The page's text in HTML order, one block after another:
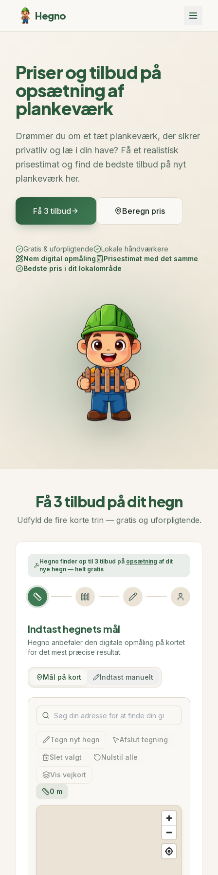
Hegno
Priser og tilbud på
opsætning af
plankeværk
Drømmer du om et tæt plankeværk, der sikrer
privatliv og læ i din have? Få et realistisk
prisestimat og find de bedste tilbud på nyt
plankeværk her.
Få 3 tilbud Beregn pris
Gratis & uforpligtende
Lokale håndværkere
Nem digital opmåling
Prisestimat med det samme
Bedste pris i dit lokalområde
Få 3 tilbud på dit hegn
Udfyld de fire korte trin — gratis og uforpligtende.
Hegno finder op til 3 tilbud på opsætning af dit
nye hegn — helt gratis
Indtast hegnets mål
Hegno anbefaler den digitale opmåling på kortet
for det mest præcise resultat.
Mål på kort Indtast manuelt
Tegn nyt hegn Afslut tegning
Slet valgt Nulstil alle
Vis vejkort
0 m